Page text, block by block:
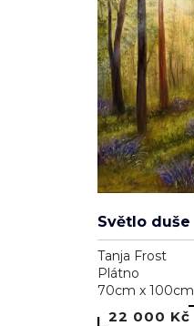
Světlo duše
Tanja Frost
Plátno
70cm x 100cm
22 000 Kč